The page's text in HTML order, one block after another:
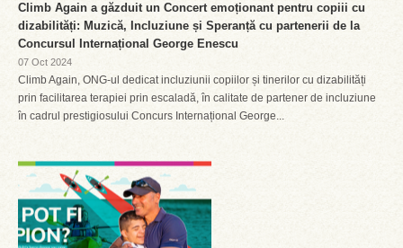
Climb Again a găzduit un Concert emoționant pentru copiii cu
dizabilități: Muzică, Incluziune și Speranță cu partenerii de la
Concursul Internațional George Enescu
07 Oct 2024
Climb Again, ONG-ul dedicat incluziunii copiilor și tinerilor cu dizabilități
prin facilitarea terapiei prin escaladă, în calitate de partener de incluziune
în cadrul prestigiosului Concurs Internațional George...